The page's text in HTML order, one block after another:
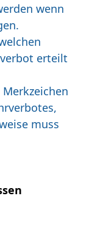
wenn
erteilt
muss